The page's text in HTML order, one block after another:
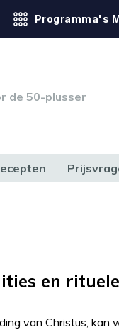
Programma's
de 50-plusser
en
van Christus, kan